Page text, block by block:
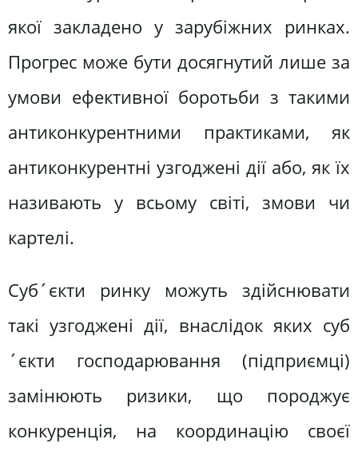
якої закладено у зарубіжних ринках.
Прогрес може бути досягнутий лише за
умови ефективної боротьби з такими
антиконкурентними практиками, як
антиконкурентні узгоджені дії або, як їх
називають у всьому світі, змови чи
картелі.
Суб´єкти ринку можуть здійснювати
такі узгоджені дії, внаслідок яких суб
´єкти господарювання (підприємці)
замінюють ризики, що породжує
конкуренція, на координацію своєї